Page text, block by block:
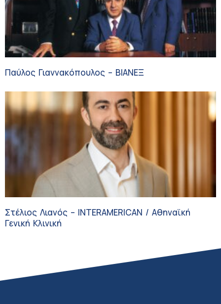
Παύλος Γιαννακόπουλος – ΒΙΑΝΕΞ
Στέλιος Λιανός – INTERAMERICAN / Αθηναϊκή
Γενική Κλινική